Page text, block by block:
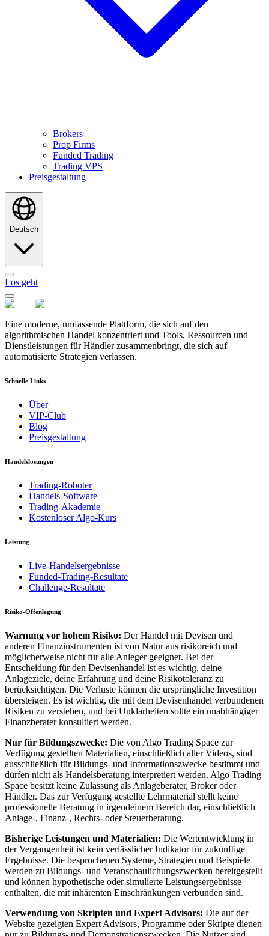
Brokers
Prop Firms
Funded Trading
Trading VPS
Preisgestaltung
Deutsch
Los geht
Eine moderne, umfassende Plattform, die sich auf den
algorithmischen Handel konzentriert und Tools, Ressourcen und
Dienstleistungen für Händler zusammenbringt, die sich auf
automatisierte Strategien verlassen.
Schnelle Links
Über
VIP-Club
Blog
Preisgestaltung
Handelslösungen
Trading-Roboter
Handels-Software
Trading-Akademie
Kostenloser Algo-Kurs
Leistung
Live-Handelsergebnisse
Funded-Trading-Resultate
Challenge-Resultate
Risiko-Offenlegung
Warnung vor hohem Risiko: Der Handel mit Devisen und
anderen Finanzinstrumenten ist von Natur aus risikoreich und
möglicherweise nicht für alle Anleger geeignet. Bei der
Entscheidung für den Devisenhandel ist es wichtig, deine
Anlageziele, deine Erfahrung und deine Risikotoleranz zu
berücksichtigen. Die Verluste können die ursprüngliche Investition
übersteigen. Es ist wichtig, die mit dem Devisenhandel verbundenen
Risiken zu verstehen, und bei Unklarheiten sollte ein unabhängiger
Finanzberater konsultiert werden.
Nur für Bildungszwecke: Die von Algo Trading Space zur
Verfügung gestellten Materialien, einschließlich aller Videos, sind
ausschließlich für Bildungs- und Informationszwecke bestimmt und
dürfen nicht als Handelsberatung interpretiert werden. Algo Trading
Space besitzt keine Zulassung als Anlageberater, Broker oder
Händler. Das zur Verfügung gestellte Lehrmaterial stellt keine
professionelle Beratung in irgendeinem Bereich dar, einschließlich
Anlage-, Finanz-, Rechts- oder Steuerberatung.
Bisherige Leistungen und Materialien: Die Wertentwicklung in
der Vergangenheit ist kein verlässlicher Indikator für zukünftige
Ergebnisse. Die besprochenen Systeme, Strategien und Beispiele
werden zu Bildungs- und Veranschaulichungszwecken bereitgestellt
und können hypothetische oder simulierte Leistungsergebnisse
enthalten, die mit inhärenten Einschränkungen verbunden sind.
Verwendung von Skripten und Expert Advisors: Die auf der
Website gezeigten Expert Advisors, Programme oder Skripte dienen